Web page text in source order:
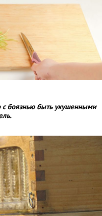
боязнью быть укушенными